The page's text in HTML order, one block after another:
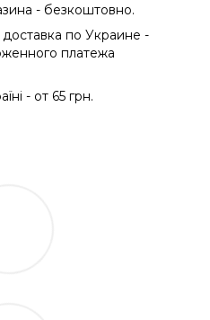
- безкоштовно.
по Украине -
платежа
- от 65 грн.